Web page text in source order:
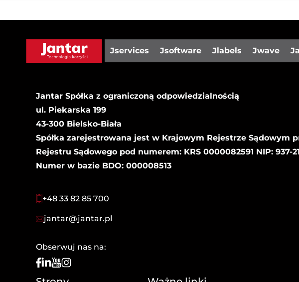
Jservices Jsoftware Jlabels Jwave
Jantar Spółka z ograniczoną odpowiedzialnością
ul. Piekarska 199
43-300 Bielsko-Biała
Spółka zarejestrowana jest w Krajowym Rejestrze Sądowym
Rejestru Sądowego pod numerem: KRS 0000082591 NIP: 937-
Numer w bazie BDO: 000008513
+48 33 82 85 700
jantar@jantar.pl
Obserwuj nas na: